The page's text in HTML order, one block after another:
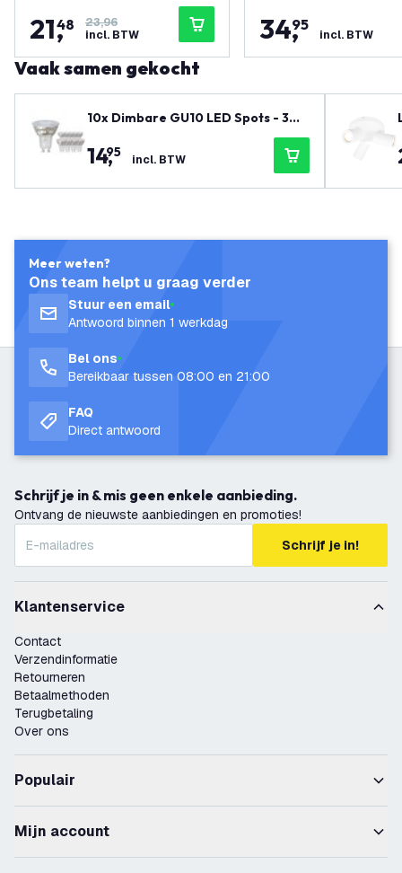
21,
48
23,96
incl. BTW
34,
95
incl. BTW
Vaak samen gekocht
10x Dimbare GU10 LED Spots - 3W
- 2700K - Voordeelverpakking
14,
95 incl. BTW
Meer weten?
Ons team helpt u graag verder
Stuur een email
Antwoord binnen 1 werkdag
Bel ons
Bereikbaar tussen 08:00 en 21:00
FAQ
Direct antwoord
Schrijf je in & mis geen enkele aanbieding.
Ontvang de nieuwste aanbiedingen en promoties!
Schrijf je in!
Klantenservice
Contact
Verzendinformatie
Retourneren
Betaalmethoden
Terugbetaling
Over ons
Populair
Mijn account